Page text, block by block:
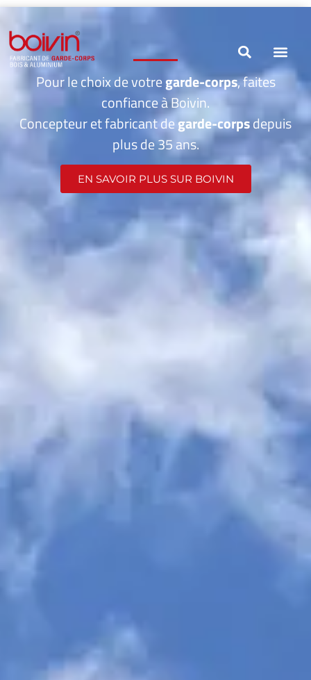
Pour le choix de votregarde-corps, faites
confiance à Boivin.
Concepteur et fabricant degarde-corpsdepuis
plus de 35 ans.
EN SAVOIR PLUS SUR BOIVIN